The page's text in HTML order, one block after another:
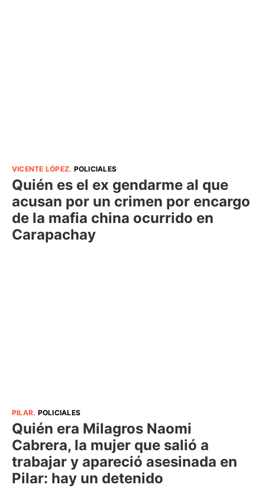
VICENTE LÓPEZ. POLICIALES
Quién es el ex gendarme al que
acusan por un crimen por encargo
de la mafia china ocurrido en
Carapachay
PILAR. POLICIALES
Quién era Milagros Naomi
Cabrera, la mujer que salió a
trabajar y apareció asesinada en
Pilar: hay un detenido